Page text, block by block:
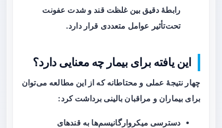
رابطهٔ دقیق بین غلظت قند و شدت عفونت
تحت‌تأثیر عوامل متعددی قرار دارد.
این یافته برای بیمار چه معنایی دارد؟
چهار نتیجهٔ عملی و محتاطانه که از این مطالعه می‌توان
برای بیماران و مراقبان بالینی برداشت کرد:
دسترسی میکروارگانیسم‌ها به قندهای